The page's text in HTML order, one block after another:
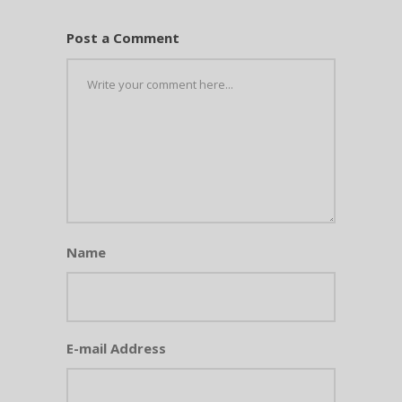
Post a Comment
Name
E-mail Address